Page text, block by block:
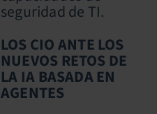
seguridad de TI.
LOS CIO ANTE LOS
NUEVOS RETOS DE
LA IA BASADA EN
AGENTES